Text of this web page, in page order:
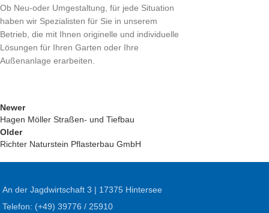
Ob Neu-oder Umgestaltung, für jede Situation
haben wir Spezialisten für Sie in unserem
Betrieb, die mit Ihnen originelle und individuelle
Lösungen für Ihren Garten oder Ihre
Außenanlage erarbeiten.
Newer
Hagen Möller Straßen- und Tiefbau
Older
Richter Naturstein Pflasterbau GmbH
An der Jagdwirtschaft 3 | 17375 Hintersee
Telefon: (+49) 39776 / 25910